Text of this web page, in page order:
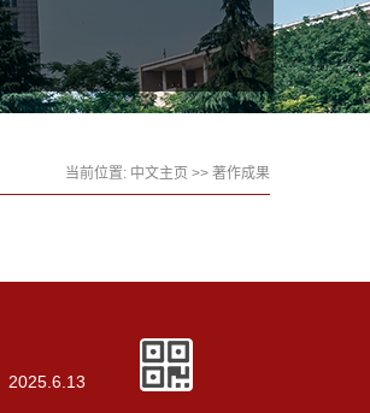
当前位置: 中文主页 >> 著作成果
2025 6 13